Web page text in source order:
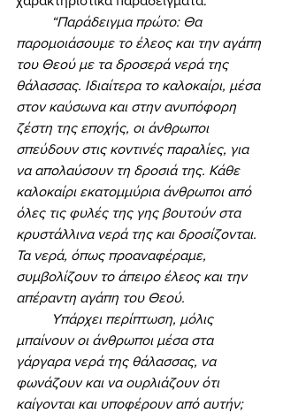
“Παράδειγμα πρώτο: Θα
παρομοιάσουμε το έλεος και την αγάπη
του Θεού με τα δροσερά νερά της
θάλασσας. Ιδιαίτερα το καλοκαίρι, μέσα
στον καύσωνα και στην ανυπόφορη
ζέστη της εποχής, οι άνθρωποι
σπεύδουν στις κοντινές παραλίες, για
να απολαύσουν τη δροσιά της. Κάθε
καλοκαίρι εκατομμύρια άνθρωποι από
όλες τις φυλές της γης βουτούν στα
κρυστάλλινα νερά της και δροσίζονται.
Τα νερά, όπως προαναφέραμε,
συμβολίζουν το άπειρο έλεος και την
απέραντη αγάπη του Θεού.
μπαίνουν οι άνθρωποι μέσα στα
γάργαρα νερά της θάλασσας, να
φωνάζουν και να ουρλιάζουν ότι
καίγονται και υποφέρουν από αυτήν;